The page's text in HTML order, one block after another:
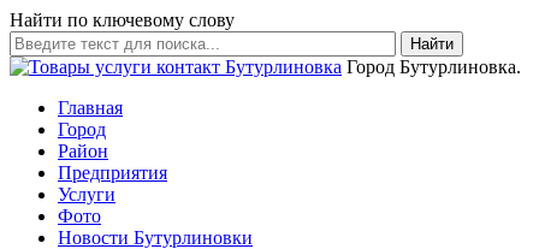
Найти по ключевому слову
Найти
Город Бутурлиновка.
Главная
Город
Район
Предприятия
Услуги
Фото
Новости Бутурлиновки